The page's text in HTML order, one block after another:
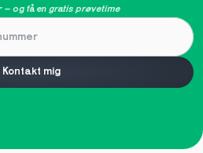
– og få en gratis prøvetime
Kontakt mig